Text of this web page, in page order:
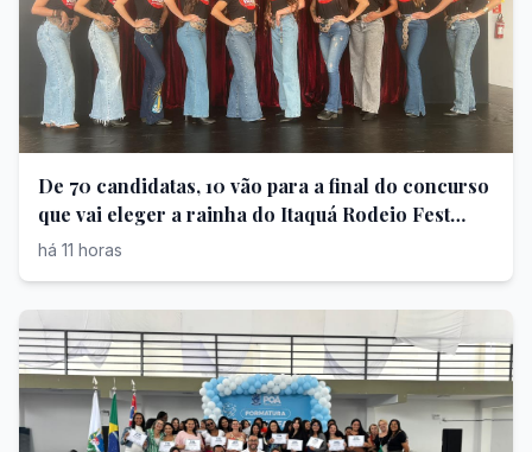
De 70 candidatas, 10 vão para a final do concurso
que vai eleger a rainha do Itaquá Rodeio Fest
2026
há 11 horas